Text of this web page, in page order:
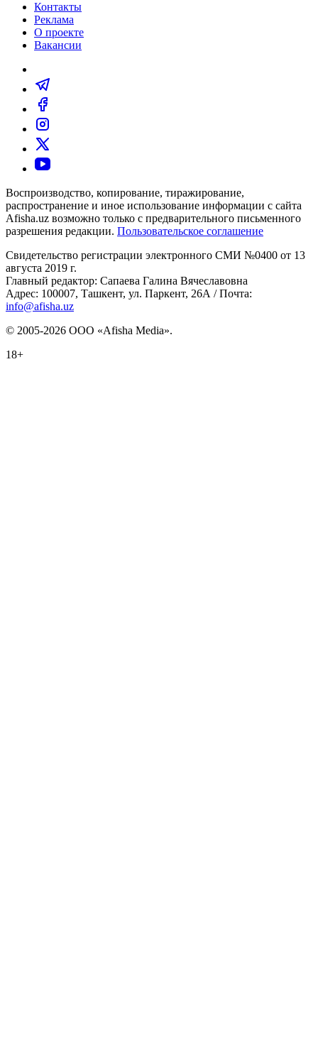
Контакты
Реклама
О проекте
Вакансии
Воспроизводство, копирование, тиражирование,
распространение и иное использование информации с сайта
Afisha.uz возможно только с предварительного письменного
разрешения редакции. Пользовательское соглашение
Свидетельство регистрации электронного СМИ №0400 от 13
августа 2019 г.
Главный редактор: Сапаева Галина Вячеславовна
Адрес: 100007, Ташкент, ул. Паркент, 26А / Почта:
info@afisha.uz
© 2005-2026 ООО «Afisha Media».
18+